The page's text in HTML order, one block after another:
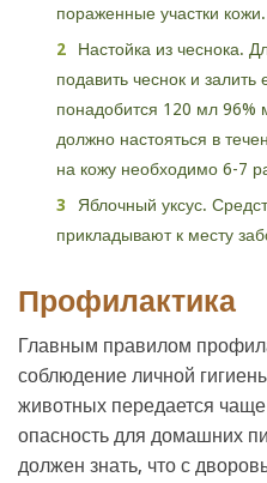
пораженные участки кожи.
Настойка из чеснока.
подавить чеснок и
понадобится 120 мл 96%
должно настояться в
на кожу необходимо 6-7
Яблочный уксус.
прикладывают к месту
Профилактика
Главным правилом
соблюдение личной
животных передается
опасность для домашних
должен знать, что с